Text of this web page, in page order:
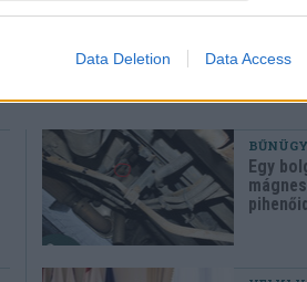
Data Deletion Data Access
Egy